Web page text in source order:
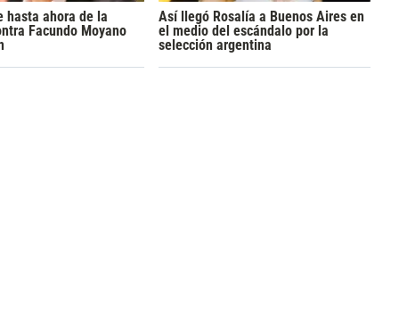
hasta ahora de la
Facundo Moyano
Así llegó Rosalía a Buenos Aires en
el medio del escándalo por la
selección argentina